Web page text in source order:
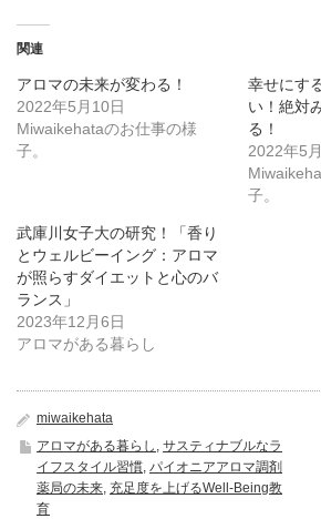
関連
アロマの未来が変わる！
2022年5月10日
Miwaikehataのお仕事の様
子。
幸せにす
い！絶対
る！
2022年5
子。
武庫川女子大の研究！「香り
とウェルビーイング：アロマ
が照らすダイエットと心のバ
ランス」
2023年12月6日
アロマがある暮らし
miwaikehata
アロマがある暮らし , サスティナブルなラ
イフスタイル習慣, パイオニアアロマ調剤
薬局の未来, 充足度を上げるWell-Being教
育